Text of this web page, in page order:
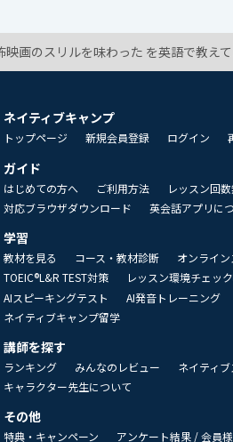
映画のスリルを味わった を英語で教え
ネイティブキャンプ
トップページ 新規会員登録 ログイン
ガイド
はじめての方へ ご利用方法 レッスン回
対応ブラウザダウンロード
英会話アプリに
学習
教材を見る コース・教材診断 オンライ
TOEIC®L&R TEST対策
レッスン環境チェック
AIスピーキングテスト
AI発音トレーニング
ネイティブキャンプ留学
講師を探す
ランキング みんなのレビュー ネイティ
キャラクター先生について
その他
特典・キャンペーン アンケート結果 / 会員